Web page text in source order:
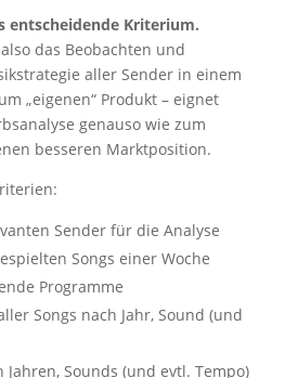
entscheidende Kriterium.
das Beobachten und
aller Sender in einem
„eigenen“ Produkt – eignet
genauso wie zum
besseren Marktposition.
Sender für die Analyse
Songs einer Woche
Programme
Songs nach Jahr, Sound (und
Sounds (und evtl. Tempo)